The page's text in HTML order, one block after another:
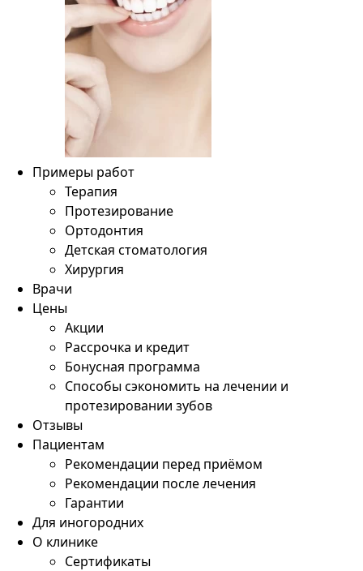
Примеры работ
Терапия
Протезирование
Ортодонтия
Детская стоматология
Хирургия
Врачи
Цены
Акции
Рассрочка и кредит
Бонусная программа
Способы сэкономить на лечении и
протезировании зубов
Отзывы
Пациентам
Рекомендации перед приёмом
Рекомендации после лечения
Гарантии
Для иногородних
О клинике
Сертификаты